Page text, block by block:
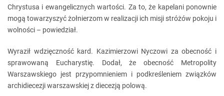
Chrystusa i ewangelicznych wartości. Za to, że kapelani ponownie
mogą towarzyszyć żołnierzom w realizacji ich misji stróżów pokoju i
wolności – powiedział.
Wyraził wdzięczność kard. Kazimierzowi Nyczowi za obecność i
sprawowaną Eucharystię. Dodał, że obecność Metropolity
Warszawskiego jest przypomnieniem i podkreśleniem związków
archidiecezji warszawskiej z diecezją polową.